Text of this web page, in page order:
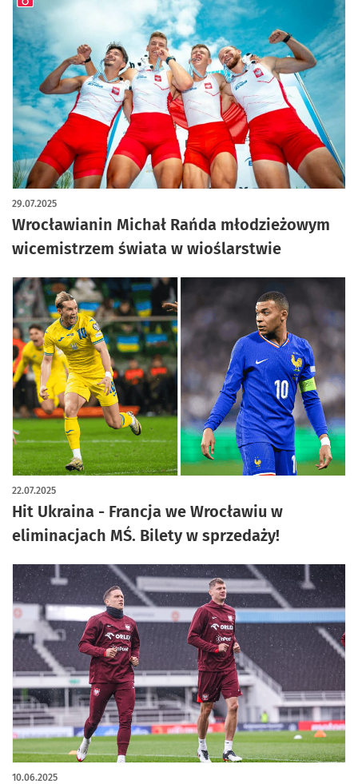
Wrocławianin Michał Rańda młodzieżowym
wicemistrzem świata w wioślarstwie
29.07.2025
artykuł z galerią zdjęć
Hit Ukraina - Francja we Wrocławiu w
eliminacjach MŚ. Bilety w sprzedaży!
22.07.2025
10.06.2025